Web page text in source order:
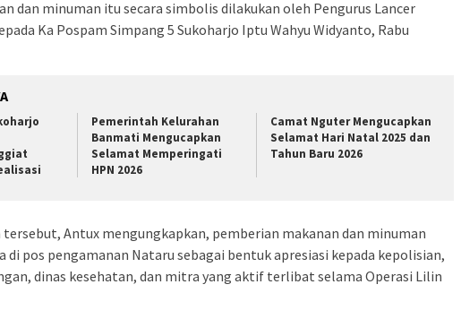
dan minuman itu secara simbolis dilakukan oleh Pengurus Lancer
Ka Pospam Simpang 5 Sukoharjo Iptu Wahyu Widyanto, Rabu
Pemerintah Kelurahan
Banmati Mengucapkan
Selamat Memperingati
HPN 2026
Camat Nguter Mengucapkan
Selamat Hari Natal 2025 dan
Tahun Baru 2026
Antux mengungkapkan, pemberian makanan dan minuman
di pos pengamanan Nataru sebagai bentuk apresiasi kepada kepolisian,
dinas kesehatan, dan mitra yang aktif terlibat selama Operasi Lilin